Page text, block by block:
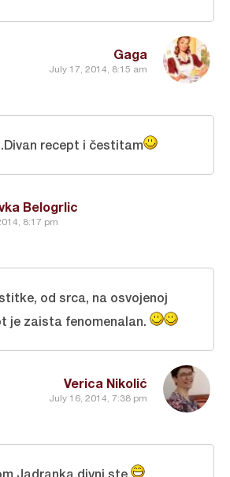
Gaga
July 17, 2014, 8:15 am
Belogrlic
8:17 pm
recept i čestitam
Verica Nikolić
July 16, 2014, 7:38 pm
od srca, na osvojenoj
je zaista fenomenalan.
Jadranka,divni ste